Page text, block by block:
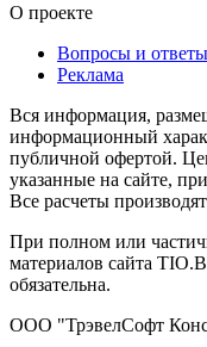
О проекте
Вопросы и ответы
Реклама
Вся информация,
информационный
публичной офертой.
указанные на сайте,
Все расчеты
При полном или
материалов сайта
обязательна.
ООО "ТрэвелСофт